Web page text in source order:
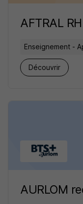
AFTRAL
Enseignement -
Découvrir
AURLOM